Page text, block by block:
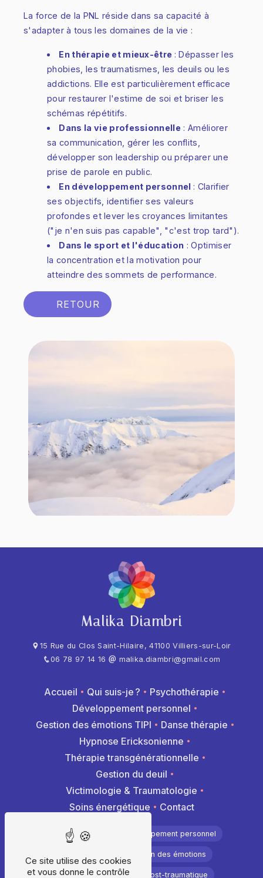
La force de la PNL réside dans sa capacité à
s'adapter à tous les domaines de la vie :
En thérapie et mieux-être : Dépasser les
phobies, les traumatismes, les deuils ou les
addictions. Elle est particulièrement efficace
pour restaurer l'estime de soi et briser les
schémas répétitifs.
Dans la vie professionnelle : Améliorer
sa communication, gérer les conflits,
développer son leadership ou préparer une
prise de parole en public.
En développement personnel : Clarifier
ses objectifs, identifier ses valeurs
profondes et lever les croyances limitantes
("je n'en suis pas capable", "c'est trop tard").
Dans le sport et l'éducation : Optimiser
la concentration et la motivation pour
atteindre des sommets de performance.
RETOUR
Malika Diambri
15 Rue du Clos Saint-Hilaire, 41100 Villiers-sur-Loir
06 78 97 14 16
malika.diambri@gmail.com
Accueil Qui suis-je ?
Psychothérapie
Développement personnel
Gestion des émotions TIPI
Danse thérapie
Hypnose Ericksonienne
Thérapie transgénérationnelle
Gestion du deuil
Victimologie & Traumatologie
Soins énergétique
Contact
Psychothérapie Développement personnel
Gestion des émotions
Méthode Tipi Stress post-traumatique
Ce site utilise des cookies
et vous donne le contrôle